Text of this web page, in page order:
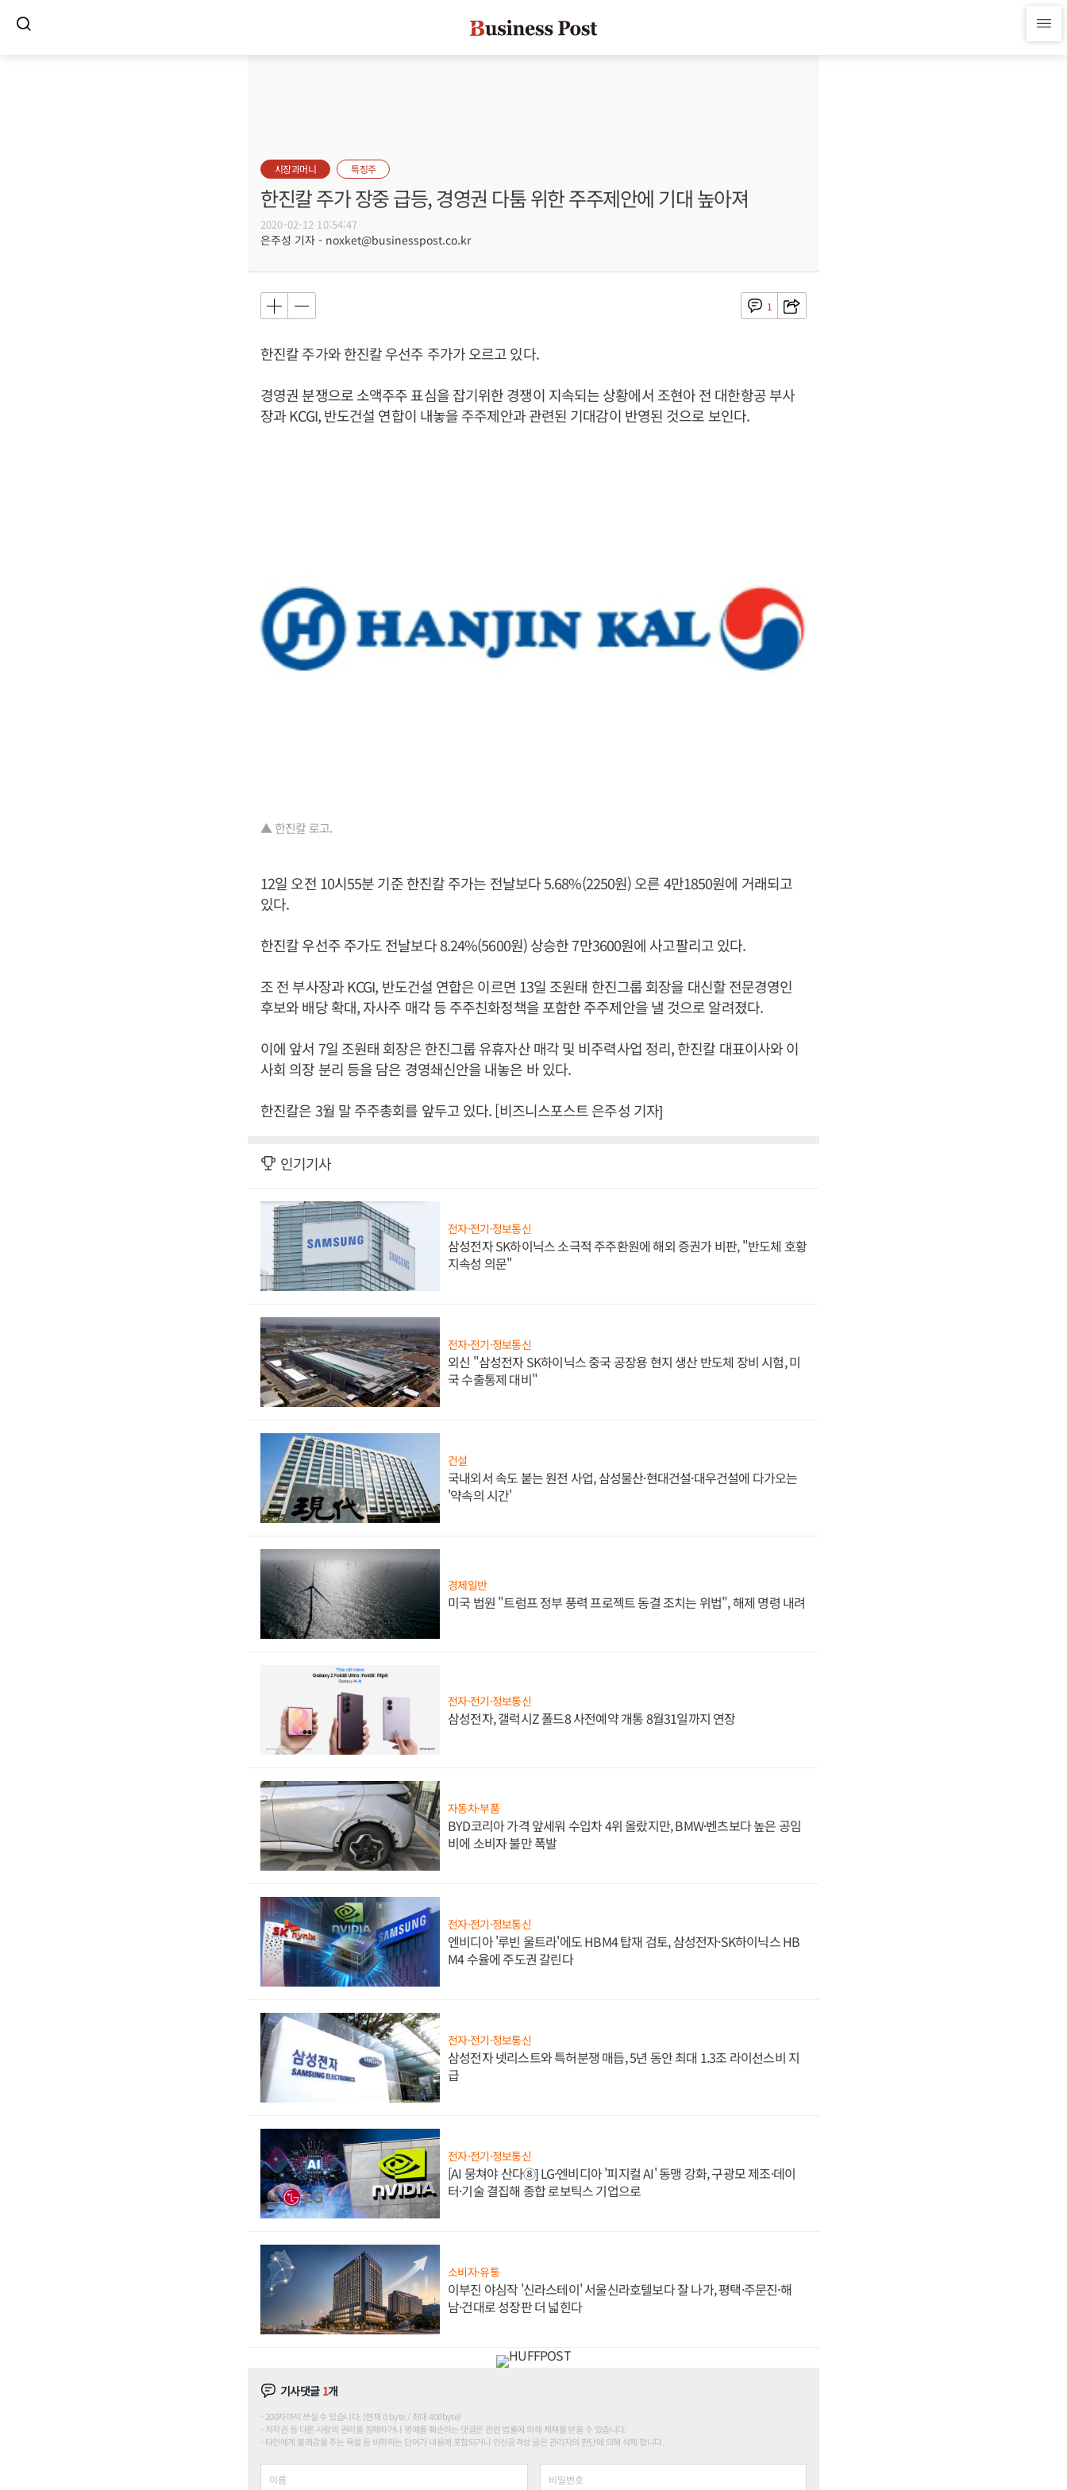
시장과머니 특징주
한진칼 주가 장중 급등, 경영권 다툼 위한 주주제안에 기대 높아져
2020-02-12 10:54:47
은주성 기자 - noxket@businesspost.co.kr
1
한진칼 주가와 한진칼 우선주 주가가 오르고 있다.
경영권 분쟁으로 소액주주 표심을 잡기위한 경쟁이 지속되는 상황에서 조현아 전 대한항공 부사
장과 KCGI, 반도건설 연합이 내놓을 주주제안과 관련된 기대감이 반영된 것으로 보인다.
▲ 한진칼 로고.
12일 오전 10시55분 기준 한진칼 주가는 전날보다 5.68%(2250원) 오른 4만1850원에 거래되고
있다.
한진칼 우선주 주가도 전날보다 8.24%(5600원) 상승한 7만3600원에 사고팔리고 있다.
조 전 부사장과 KCGI, 반도건설 연합은 이르면 13일 조원태 한진그룹 회장을 대신할 전문경영인
후보와 배당 확대, 자사주 매각 등 주주친화정책을 포함한 주주제안을 낼 것으로 알려졌다.
이에 앞서 7일 조원태 회장은 한진그룹 유휴자산 매각 및 비주력사업 정리, 한진칼 대표이사와 이
사회 의장 분리 등을 담은 경영쇄신안을 내놓은 바 있다.
한진칼은 3월 말 주주총회를 앞두고 있다. [비즈니스포스트 은주성 기자]
인기기사
전자·전기·정보통신
삼성전자 SK하이닉스 소극적 주주환원에 해외 증권가 비판, "반도체 호황
지속성 의문"
전자·전기·정보통신
외신 "삼성전자 SK하이닉스 중국 공장용 현지 생산 반도체 장비 시험, 미
국 수출통제 대비"
건설
국내외서 속도 붙는 원전 사업, 삼성물산·현대건설·대우건설에 다가오는
'약속의 시간'
경제일반
미국 법원 "트럼프 정부 풍력 프로젝트 동결 조치는 위법", 해제 명령 내려
전자·전기·정보통신
삼성전자, 갤럭시Z 폴드8 사전예약 개통 8월31일까지 연장
자동차·부품
BYD코리아 가격 앞세워 수입차 4위 올랐지만, BMW·벤츠보다 높은 공임
비에 소비자 불만 폭발
전자·전기·정보통신
엔비디아 '루빈 울트라'에도 HBM4 탑재 검토, 삼성전자·SK하이닉스 HB
M4 수율에 주도권 갈린다
전자·전기·정보통신
삼성전자 넷리스트와 특허분쟁 매듭, 5년 동안 최대 1.3조 라이선스비 지
급
전자·전기·정보통신
[AI 뭉쳐야 산다⑧] LG·엔비디아 '피지컬 AI' 동맹 강화, 구광모 제조·데이
터·기술 결집해 종합 로보틱스 기업으로
소비자·유통
이부진 야심작 '신라스테이' 서울신라호텔보다 잘 나가, 평택·주문진·해
남·건대로 성장판 더 넓힌다
기사댓글 1개
200자까지 쓰실 수 있습니다. (현재 0 byte / 최대 400byte)
저작권 등 다른 사람의 권리를 침해하거나 명예를 훼손하는 댓글은 관련 법률에 의해 제재를 받을 수 있습니다.
타인에게 불쾌감을 주는 욕설 등 비하하는 단어가 내용에 포함되거나 인신공격성 글은 관리자의 판단에 의해 삭제 합니다.